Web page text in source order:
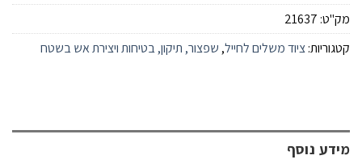
מק"ט: 21637
קטגוריות:ציוד משלים לחייל, שפצור, תיקון, בטיחות ויצירת אש בשטח
מידע נוסף